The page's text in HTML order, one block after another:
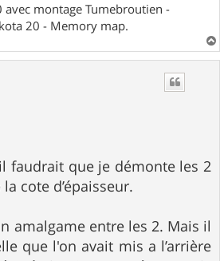
montage Tumebroutien -
20 - Memory map.
a
faudrait que je démonte les 2
cote d’épaisseur.
amalgame entre les 2. Mais il
que l'on avait mis a l’arrière